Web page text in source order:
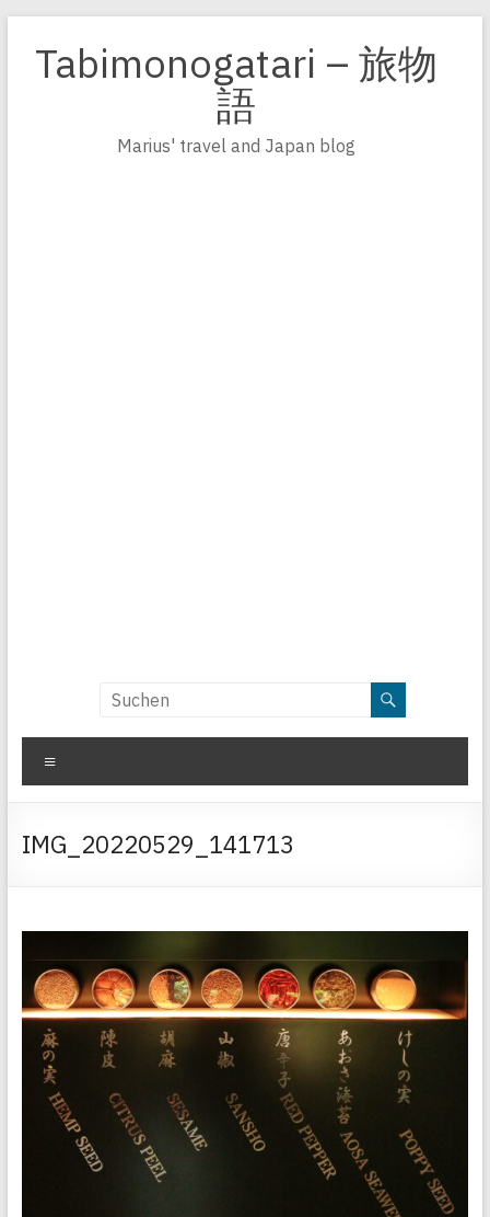
Inhalt
springen
Tabimonogatari – 旅物
語
Marius' travel and Japan blog
IMG_20220529_141713